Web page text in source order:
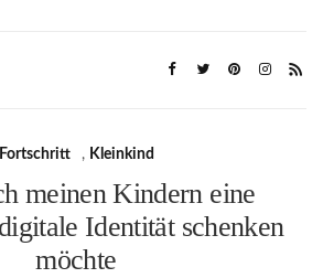
Fortschritt , Kleinkind
meinen Kindern eine
Identität schenken
möchte